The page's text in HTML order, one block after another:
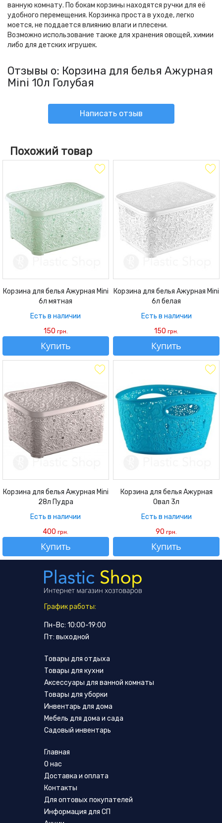
ванную комнату. По бокам корзины находятся ручки для её
удобного перемещения. Корзинка проста в уходе, легко
моется, не поддается влиянию влаги и плесени.
Возможно использование также для хранения овощей, химии
либо для детских игрушек.
Отзывы о: Корзина для белья Ажурная
Mini 10л Голубая
Написать отзыв
Похожий товар
Корзина для белья Ажурная Mini
6л мятная
Есть в наличии
150 грн.
Купить
Корзина для белья Ажурная Mini
6л белая
Есть в наличии
150грн.
Купить
Корзина для белья Ажурная Mini
28л Пудра
Есть в наличии
400грн.
Купить
Корзина для белья Ажурная
Овал 3л
Есть в наличии
90грн.
Купить
График работы:
Пн-Вс: 10:00-19:00
Пт: выходной
Товары для отдыха
Товары для кухни
Аксессуары для ванной комнаты
Товары для уборки
Инвентарь для дома
Мебель для дома и сада
Садовый инвентарь
Главная
О нас
Доставка и оплата
Контакты
Для оптовых покупателей
Информация для СП